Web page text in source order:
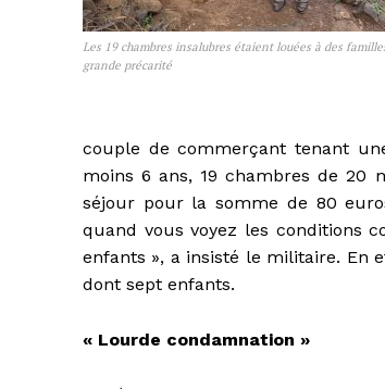
Les 19 chambres insalubres étaient louées à des
grande précarité
couple de commerçant tenant
moins 6 ans, 19 chambres de 20
séjour pour la somme de 80
quand vous voyez les conditions
enfants », a insisté le militaire. En
dont sept enfants.
« Lourde condamnation »